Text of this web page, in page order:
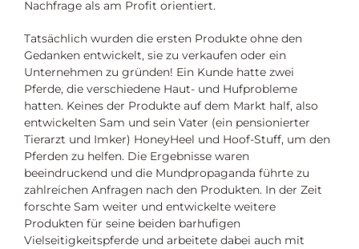
Nachfrage als am Profit orientiert.
Tatsächlich wurden die ersten Produkte ohne den
Gedanken entwickelt, sie zu verkaufen oder ein
Unternehmen zu gründen! Ein Kunde hatte zwei
Pferde, die verschiedene Haut- und Hufprobleme
hatten. Keines der Produkte auf dem Markt half, also
entwickelten Sam und sein Vater (ein pensionierter
Tierarzt und Imker) HoneyHeel und Hoof-Stuff, um den
Pferden zu helfen. Die Ergebnisse waren
beeindruckend und die Mundpropaganda führte zu
zahlreichen Anfragen nach den Produkten. In der Zeit
forschte Sam weiter und entwickelte weitere
Produkten für seine beiden barhufigen
Vielseitigkeitspferde und arbeitete dabei auch mit